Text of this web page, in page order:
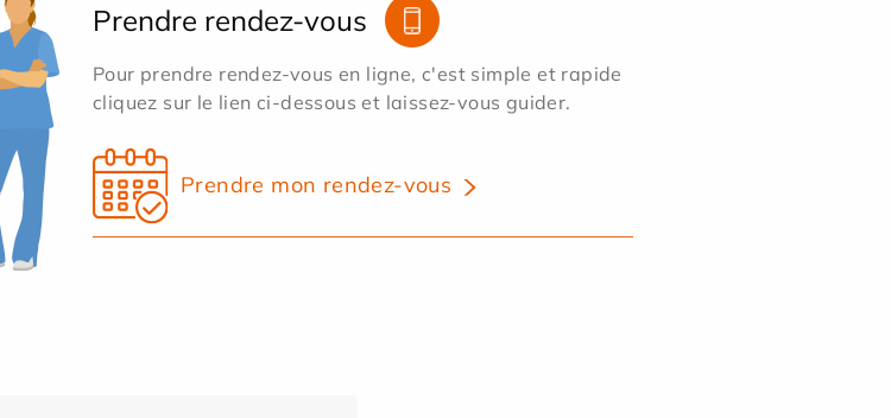
Prendre rendez-vous
Pour prendre rendez-vous en ligne, c'est simple et rapide
cliquez sur le lien ci-dessous et laissez-vous guider.
Prendre mon rendez-vous